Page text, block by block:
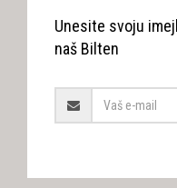
Unesite svoju
naš Bilten